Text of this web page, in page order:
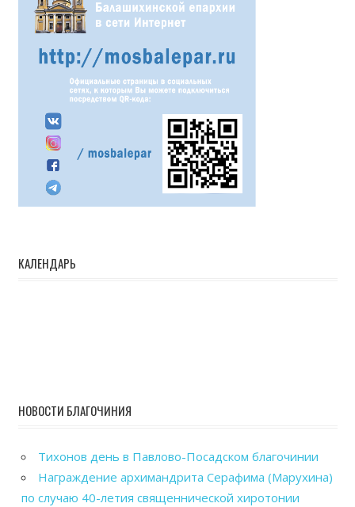
КАЛЕНДАРЬ
НОВОСТИ БЛАГОЧИНИЯ
Тихонов день в Павлово-Посадском благочинии
Награждение архимандрита Серафима (Марухина)
по случаю 40-летия священнической хиротонии